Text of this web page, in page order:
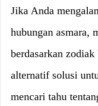
Jika Anda
hubungan asmara,
berdasarkan
alternatif solusi
mencari tahu